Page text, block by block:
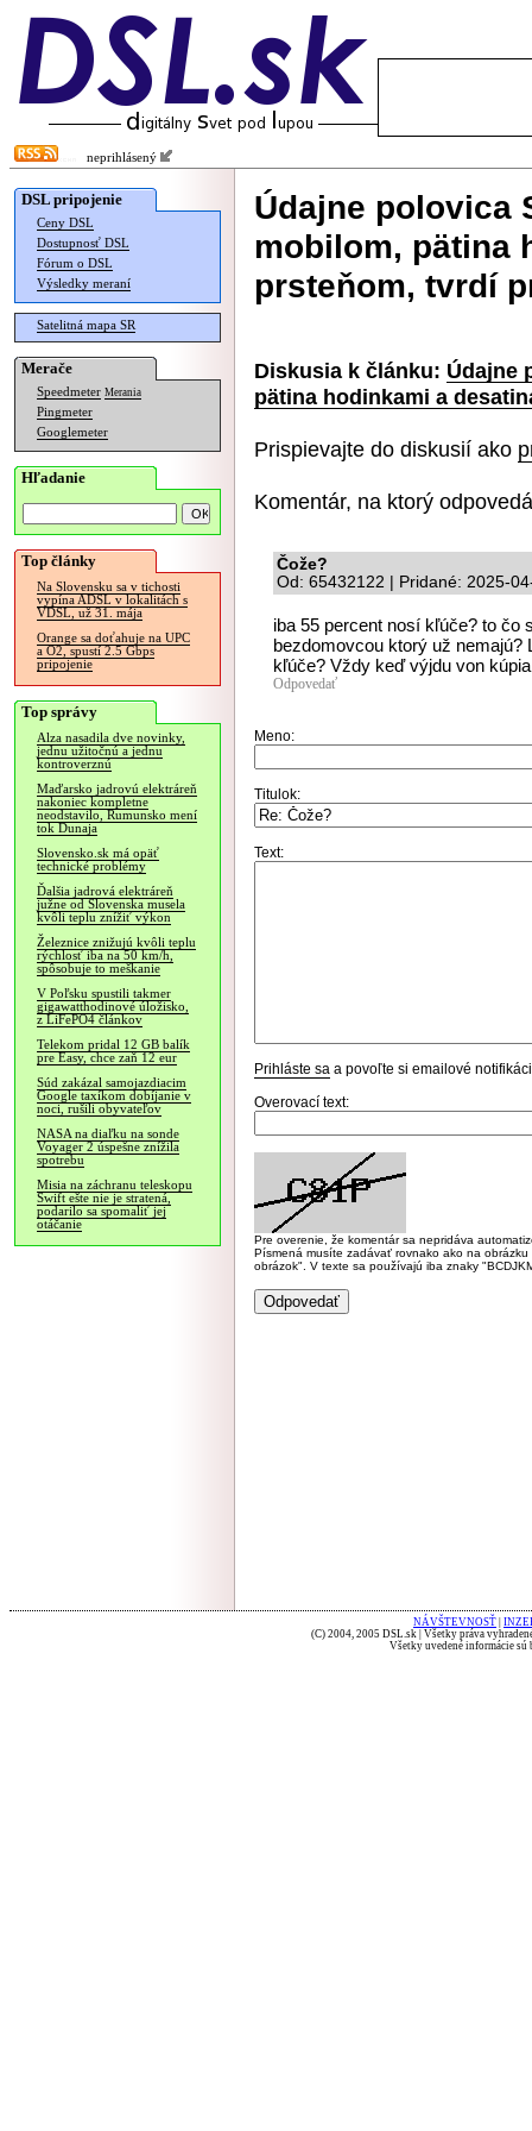
neprihlásený
DSL pripojenie
Ceny DSL
Dostupnosť DSL
Fórum o DSL
Výsledky meraní
Satelitná mapa SR
Merače
Speedmeter Merania
Pingmeter
Googlemeter
Hľadanie
Top články
Na Slovensku sa v tichosti
vypína ADSL v lokalitách s
VDSL, už 31. mája
Orange sa doťahuje na UPC
a O2, spustí 2.5 Gbps
pripojenie
Top správy
Alza nasadila dve novinky,
jednu užitočnú a jednu
kontroverznú
Maďarsko jadrovú elektráreň
nakoniec kompletne
neodstavilo, Rumunsko mení
tok Dunaja
Slovensko.sk má opäť
technické problémy
Ďalšia jadrová elektráreň
južne od Slovenska musela
kvôli teplu znížiť výkon
Železnice znižujú kvôli teplu
rýchlosť iba na 50 km/h,
spôsobuje to meškanie
V Poľsku spustili takmer
gigawatthodinové úložisko,
z LiFePO4 článkov
Telekom pridal 12 GB balík
pre Easy, chce zaň 12 eur
Súd zakázal samojazdiacim
Google taxíkom dobíjanie v
noci, rušili obyvateľov
NASA na diaľku na sonde
Voyager 2 úspešne znížila
spotrebu
Misia na záchranu teleskopu
Swift ešte nie je stratená,
podarilo sa spomaliť jej
otáčanie
Údajne polovica
mobilom, pätina
prsteňom, tvrdí
Diskusia k článku: Údajne
pätina hodinkami a
Prispievajte do diskusií ako
Komentár, na ktorý
Čože?
Od: 65432122 | Pridané: 2025-
iba 55 percent nosí kľúče? to čo
bezdomovcou ktorý už nemajú?
kľúče? Vždy keď výjdu von
Odpovedať
Meno:
Titulok:
Text:
Prihláste sa a povoľte si emailové
Overovací text:
Pre overenie, že komentár sa nepridáva
Písmená musíte zadávať rovnako ako na
obrázok". V texte sa používajú iba znaky
NÁVŠTEVNOSŤ
(C) 2004, 2005 DSL.sk | Všetky práva
Všetky uvedené informácie sú